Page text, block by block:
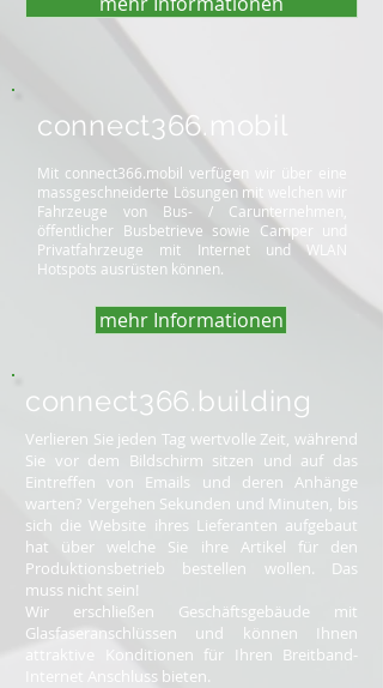
connect366.mobil
Mit connect366.mobil verfügen wir über eine
massgeschneiderte Lösungen mit welchen wir
Fahrzeuge von Bus- / Carunternehmen,
öffentlicher Busbetrieve sowie Camper und
Privatfahrzeuge mit Internet und WLAN
Hotspots ausrüsten können.
mehr Informationen
connect366.building
Verlieren Sie jeden Tag wertvolle Zeit, während
Sie vor dem Bildschirm sitzen und auf das
Eintreffen von Emails und deren Anhänge
warten? Vergehen Sekunden und Minuten, bis
sich die Website ihres Lieferanten aufgebaut
hat über welche Sie ihre Artikel für den
Produktionsbetrieb bestellen wollen. Das
muss nicht sein!
Wir erschließen Geschäftsgebäude mit
Glasfaseranschlüssen und können Ihnen
attraktive Konditionen für Ihren Breitband-
Internet Anschluss bieten.